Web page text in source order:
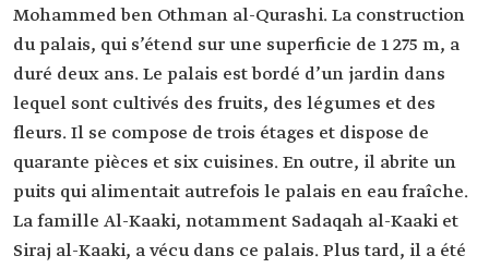
Mohammed ben Othman al-Qurashi. La construction
du palais, qui s’étend sur une superficie de 1 275 m, a
duré deux ans. Le palais est bordé d’un jardin dans
lequel sont cultivés des fruits, des légumes et des
fleurs. Il se compose de trois étages et dispose de
quarante pièces et six cuisines. En outre, il abrite un
puits qui alimentait autrefois le palais en eau fraîche.
La famille Al-Kaaki, notamment Sadaqah al-Kaaki et
Siraj al-Kaaki, a vécu dans ce palais. Plus tard, il a été